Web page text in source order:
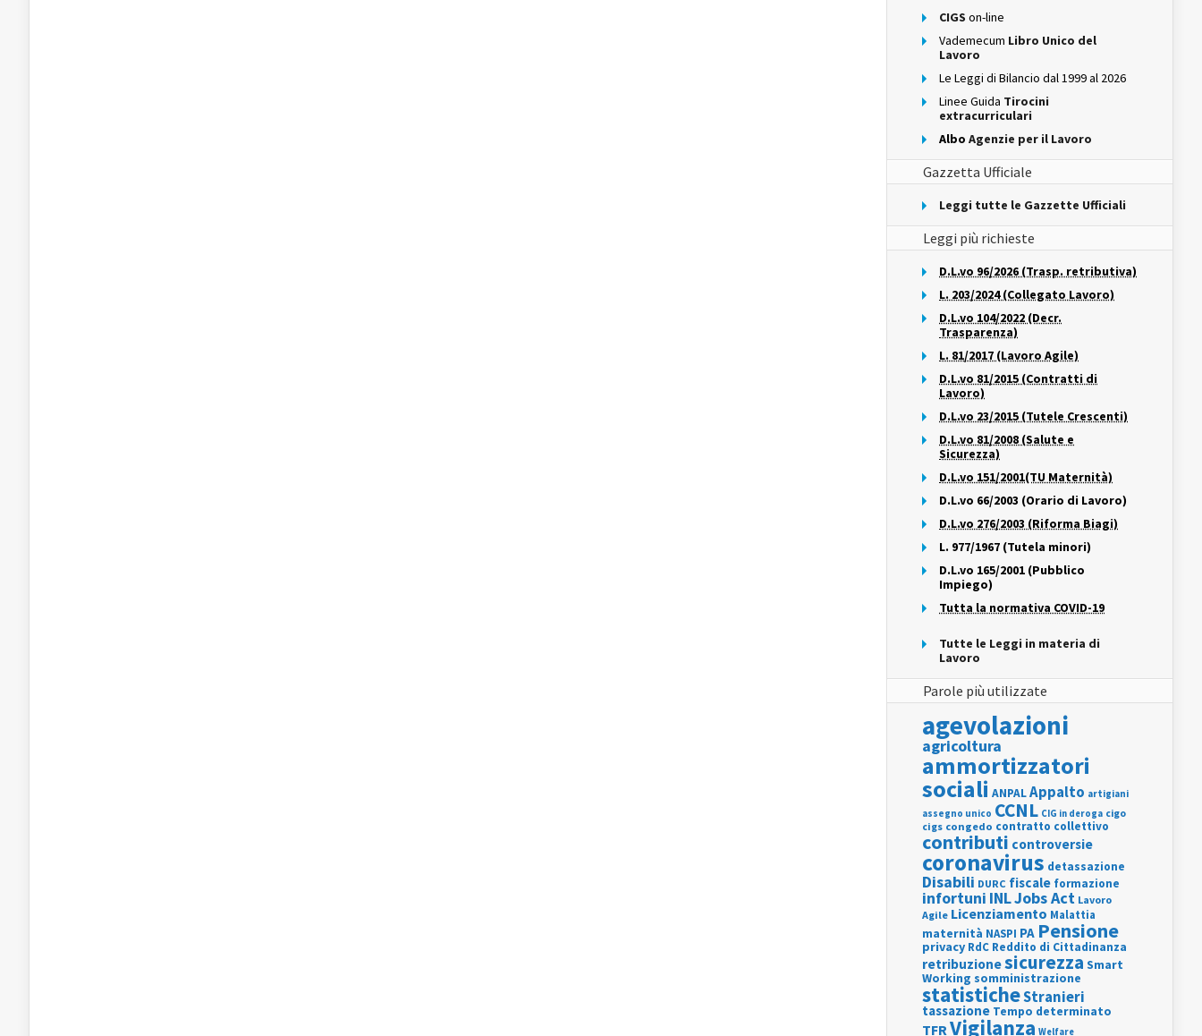
CIGS on-line
Vademecum Libro Unico del
Lavoro
Le Leggi di Bilancio dal 1999 al 2026
Linee Guida Tirocini
extracurriculari
Albo Agenzie per il Lavoro
Gazzetta Ufficiale
Leggi tutte le Gazzette Ufficiali
Leggi più richieste
D.L.vo 96/2026 (Trasp. retributiva)
L. 203/2024 (Collegato Lavoro)
D.L.vo 104/2022 (Decr.
Trasparenza)
L. 81/2017 (Lavoro Agile)
D.L.vo 81/2015 (Contratti di
Lavoro)
D.L.vo 23/2015 (Tutele Crescenti)
D.L.vo 81/2008 (Salute e
Sicurezza)
D.L.vo 151/2001(TU Maternità)
D.L.vo 66/2003 (Orario di Lavoro)
D.L.vo 276/2003 (Riforma Biagi)
L. 977/1967 (Tutela minori)
D.L.vo 165/2001 (Pubblico
Impiego)
Tutta la normativa COVID-19
Tutte le Leggi in materia di
Lavoro
Parole più utilizzate
agevolazioni
agricoltura
ammortizzatori
sociali ANPALAppalto artigiani
assegno unico CCNL CIG in deroga cigo
cigs congedo contratto collettivo
contributi controversie
coronavirus detassazione
Disabili DURC fiscale formazione
infortuni INLJobs Act Lavoro
Agile Licenziamento Malattia
maternità NASPI PA Pensione
privacy RdC Reddito di Cittadinanza
retribuzionesicurezza Smart
Working somministrazione
statisticheStranieri
tassazione Tempo determinato
TFRVigilanza Welfare